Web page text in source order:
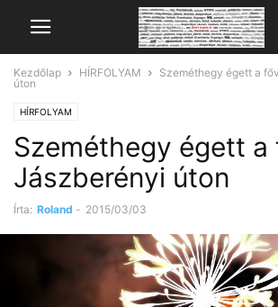
Kezdőlap HÍRFOLYAM
Szeméthegy égett a
úton
HÍRFOLYAM
Szeméthegy égett a
Jászberényi úton
Írta: Roland - 2015/03/03